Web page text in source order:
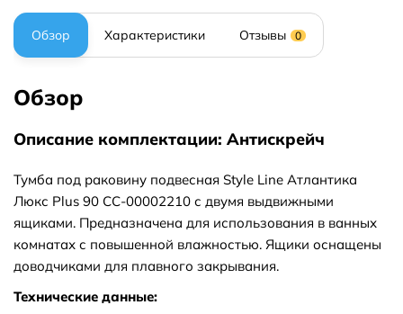
Обзор Характеристики Отзывы 0
Обзор
Описание комплектации: Антискрейч
Тумба под раковину подвесная Style Line Атлантика
Люкс Plus 90 СС-00002210 с двумя выдвижными
ящиками. Предназначена для использования в ванных
комнатах с повышенной влажностью. Ящики оснащены
доводчиками для плавного закрывания.
Технические данные: